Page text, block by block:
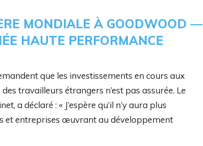
MONDIALE À GOODWOOD —
HAUTE PERFORMANCE
que les investissements en cours aux
travailleurs étrangers n’est pas assurée. Le
a déclaré : « J’espère qu’il n’y aura plus
et entreprises œuvrant au développement